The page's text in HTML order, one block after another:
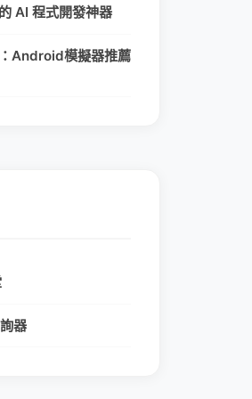
AI 程式開發神器
Android模擬器推薦
器